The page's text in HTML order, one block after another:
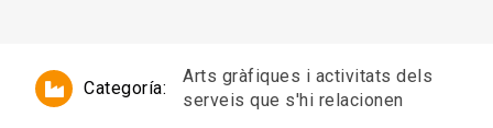
Categoría:
Arts gràfiques i activitats dels
serveis que s'hi relacionen